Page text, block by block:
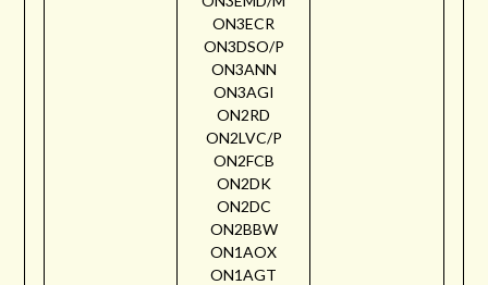
ON3ECR
ON3DSO/P
ON3ANN
ON3AGI
ON2RD
ON2LVC/P
ON2FCB
ON2DK
ON2DC
ON2BBW
ON1AOX
ON1AGT